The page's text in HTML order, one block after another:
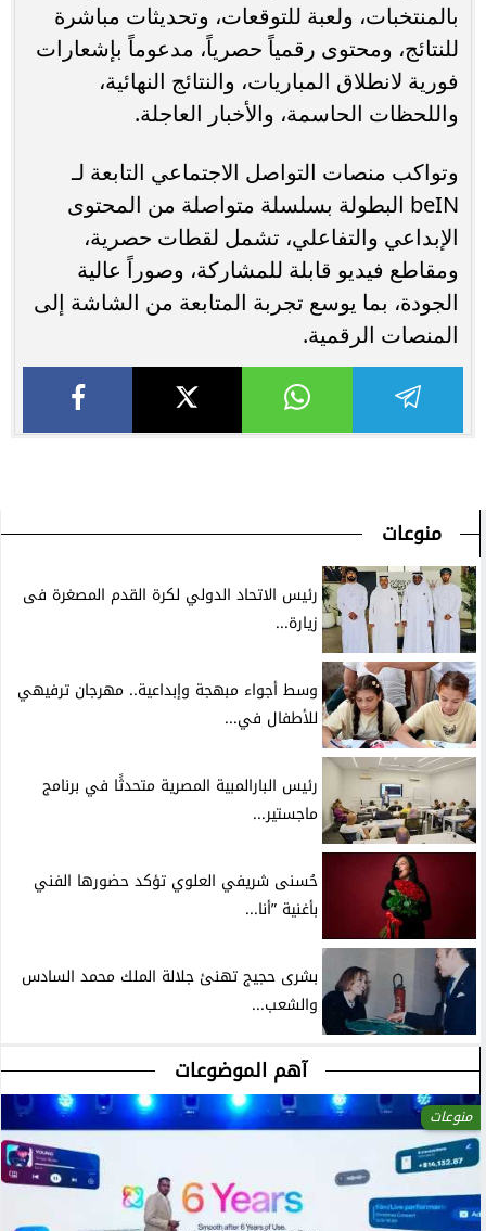
بالمنتخبات، ولعبة للتوقعات، وتحديثات مباشرة
للنتائج، ومحتوى رقمياً حصرياً، مدعوماً بإشعارات
فورية لانطلاق المباريات، والنتائج النهائية،
واللحظات الحاسمة، والأخبار العاجلة.
وتواكب منصات التواصل الاجتماعي التابعة لـ
beIN البطولة بسلسلة متواصلة من المحتوى
الإبداعي والتفاعلي، تشمل لقطات حصرية،
ومقاطع فيديو قابلة للمشاركة، وصوراً عالية
الجودة، بما يوسع تجربة المتابعة من الشاشة إلى
المنصات الرقمية.
منوعات
رئيس الاتحاد الدولي لكرة القدم المصغرة فى
زيارة...
وسط أجواء مبهجة وإبداعية.. مهرجان ترفيهي
للأطفال في...
رئيس البارالمبية المصرية متحدثًا في برنامج
ماجستير...
حُسنى شريفي العلوي تؤكد حضورها الفني
بأغنية ”أنا...
بشرى حجيج تهنئ جلالة الملك محمد السادس
والشعب...
آهم الموضوعات
منوعات